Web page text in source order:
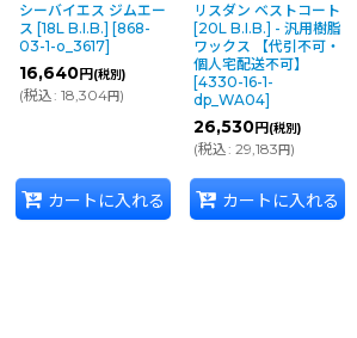
シーバイエス ジムエー
ス [18L B.I.B.] [868-
03-1-o_3617]
16,640円 (税別)
(税込: 18,304円)
カートに入れる
リスダン ベストコート
[20L B.I.B.] - 汎用樹脂
ワックス 【代引不可・
個人宅配送不可】
[4330-16-1-
dp_WA04]
26,530円 (税別)
(税込: 29,183円)
カートに入れる